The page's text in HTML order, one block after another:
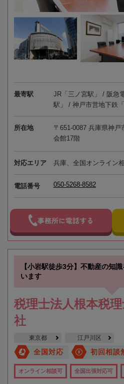
最寄駅
JR「三ノ宮駅」 / 阪急
駅」 / 神戸市営地下鉄
所在地
〒651-0087 兵庫県神戸
会館17階
対応エリア 兵庫、全国オンライン
電話番号 050-5268-8582
事務所に電話する
【小岩駅徒歩3分】不動産の知
います
税理士法人根本税
社
東京都 江戸川区
全国対応 初回相談
オンライン相談可 全国出張対応可